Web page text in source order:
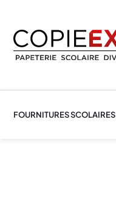
FOURNITURES SCOLAIRES